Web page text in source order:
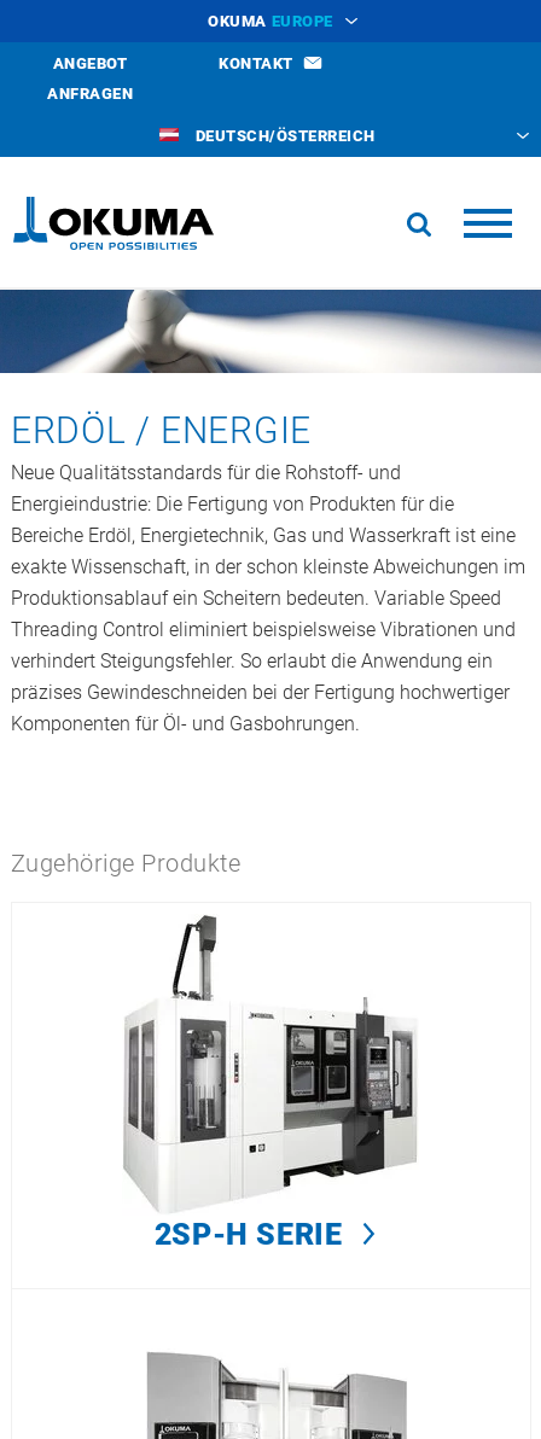
OKUMA EUROPE
ANGEBOT
ANFRAGEN
KONTAKT
DEUTSCH/ÖSTERREICH
ERDÖL / ENERGIE
Neue Qualitätsstandards für die Rohstoff- und
Energieindustrie: Die Fertigung von Produkten für die
Bereiche Erdöl, Energietechnik, Gas und Wasserkraft ist eine
exakte Wissenschaft, in der schon kleinste Abweichungen im
Produktionsablauf ein Scheitern bedeuten. Variable Speed
Threading Control eliminiert beispielsweise Vibrationen und
verhindert Steigungsfehler. So erlaubt die Anwendung ein
präzises Gewindeschneiden bei der Fertigung hochwertiger
Komponenten für Öl- und Gasbohrungen.
Zugehörige Produkte
2SP-H SERIE